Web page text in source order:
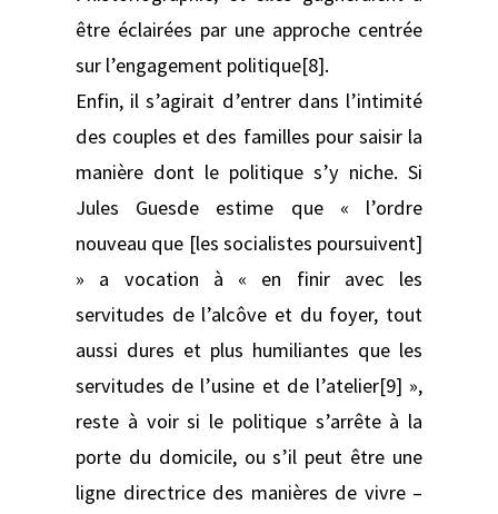
être éclairées par une approche centrée
sur l’engagement politique[8].
Enfin, il s’agirait d’entrer dans l’intimité
des couples et des familles pour saisir la
manière dont le politique s’y niche. Si
Jules Guesde estime que « l’ordre
nouveau que [les socialistes poursuivent]
» a vocation à « en finir avec les
servitudes de l’alcôve et du foyer, tout
aussi dures et plus humiliantes que les
servitudes de l’usine et de l’atelier[9] »,
reste à voir si le politique s’arrête à la
porte du domicile, ou s’il peut être une
ligne directrice des manières de vivre –